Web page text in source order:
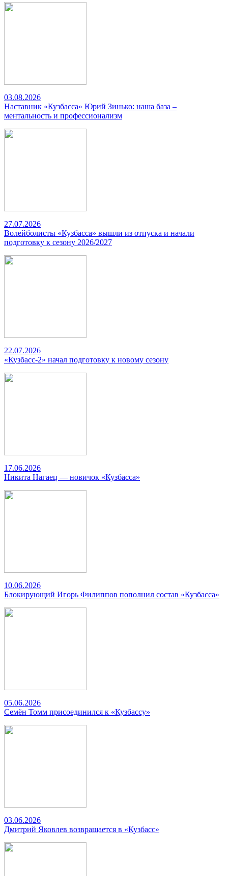
03.08.2026
Наставник «Кузбасса» Юрий Зинько: наша база –
ментальность и профессионализм
27.07.2026
Волейболисты «Кузбасса» вышли из отпуска и начали
подготовку к сезону 2026/2027
22.07.2026
«Кузбасс-2» начал подготовку к новому сезону
17.06.2026
Никита Нагаец — новичок «Кузбасса»
10.06.2026
Блокирующий Игорь Филиппов пополнил состав «Кузбасса»
05.06.2026
Семён Томм присоединился к «Кузбассу»
03.06.2026
Дмитрий Яковлев возвращается в «Кузбасс»